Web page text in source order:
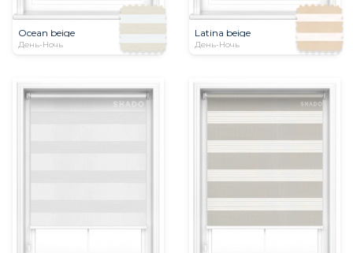
Ocean beige
День-Ночь
Latina beige
День-Ночь